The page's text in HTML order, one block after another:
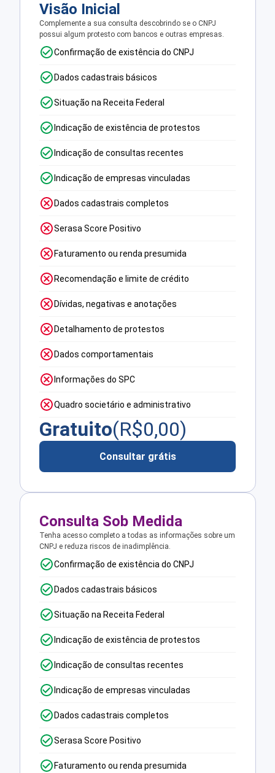
Visão Inicial
Complemente a sua consulta descobrindo se o CNPJ
possui algum protesto com bancos e outras empresas.
Confirmação de existência do CNPJ
Dados cadastrais básicos
Situação na Receita Federal
Indicação de existência de protestos
Indicação de consultas recentes
Indicação de empresas vinculadas
Dados cadastrais completos
Serasa Score Positivo
Faturamento ou renda presumida
Recomendação e limite de crédito
Dívidas, negativas e anotações
Detalhamento de protestos
Dados comportamentais
Informações do SPC
Quadro societário e administrativo
Gratuito(R$0,00)
Consultar grátis
Consulta Sob Medida
Tenha acesso completo a todas as informações sobre um
CNPJ e reduza riscos de inadimplência.
Confirmação de existência do CNPJ
Dados cadastrais básicos
Situação na Receita Federal
Indicação de existência de protestos
Indicação de consultas recentes
Indicação de empresas vinculadas
Dados cadastrais completos
Serasa Score Positivo
Faturamento ou renda presumida